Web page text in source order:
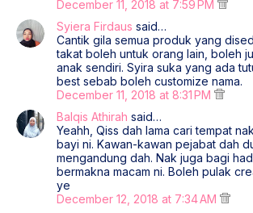
December 11, 2018 at 7:59 PM
Syiera Firdaus said…
Cantik gila semua produk yang
takat boleh untuk orang lain, boleh
anak sendiri. Syira suka yang ada
best sebab boleh customize nama.
December 11, 2018 at 8:31 PM
Balqis Athirah said…
Yeahh, Qiss dah lama cari tempat
bayi ni. Kawan-kawan pejabat dah
mengandung dah. Nak juga bagi
bermakna macam ni. Boleh pulak
ye
December 12, 2018 at 7:34 AM